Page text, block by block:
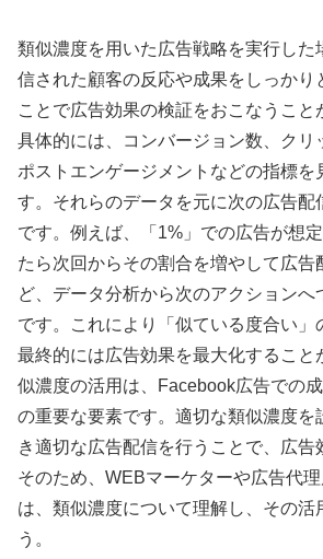
類似濃度を用いた広告戦略を実行した
信された顧客の反応や成果をしっかり
ことで広告効果の検証をおこなうこと
具体的には、コンバージョン数、クリ
ポストエンゲージメントなどの指標を
す。それらのデータを元に次の広告配
です。例えば、「1%」での広告が想
たら次回からその割合を増やして広告
ど、データ分析から次のアクションへ
です。これにより「似ている度合い」
最終的には広告効果を最大化すること
似濃度の活用は、Facebook広告での
の重要な要素です。適切な類似濃度を
き適切な広告配信を行うことで、広告
そのため、WEBマーケターや広告代
は、類似濃度について理解し、その活
う。